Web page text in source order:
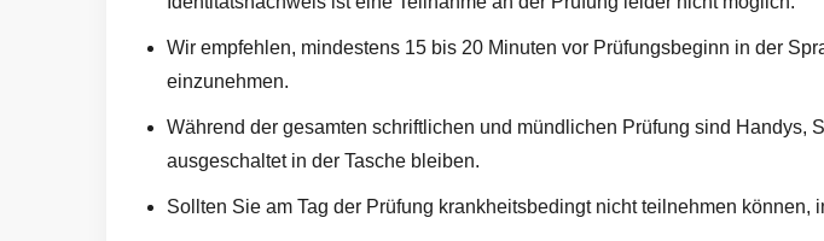
Wir empfehlen, mindestens 15 bis 20 Minuten vor Prüfungsbeginn in der
einzunehmen.
Während der gesamten schriftlichen und mündlichen Prüfung sind
ausgeschaltet in der Tasche bleiben.
Sollten Sie am Tag der Prüfung krankheitsbedingt nicht teilnehmen